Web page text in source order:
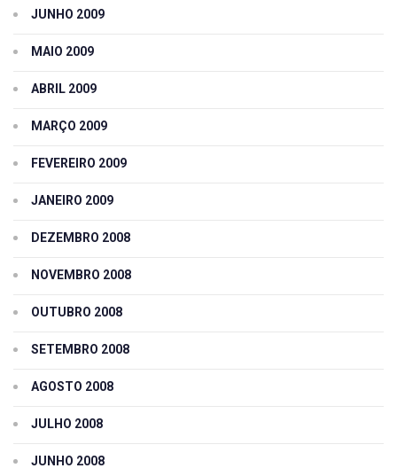
JUNHO 2009
MAIO 2009
ABRIL 2009
MARÇO 2009
FEVEREIRO 2009
JANEIRO 2009
DEZEMBRO 2008
NOVEMBRO 2008
OUTUBRO 2008
SETEMBRO 2008
AGOSTO 2008
JULHO 2008
JUNHO 2008